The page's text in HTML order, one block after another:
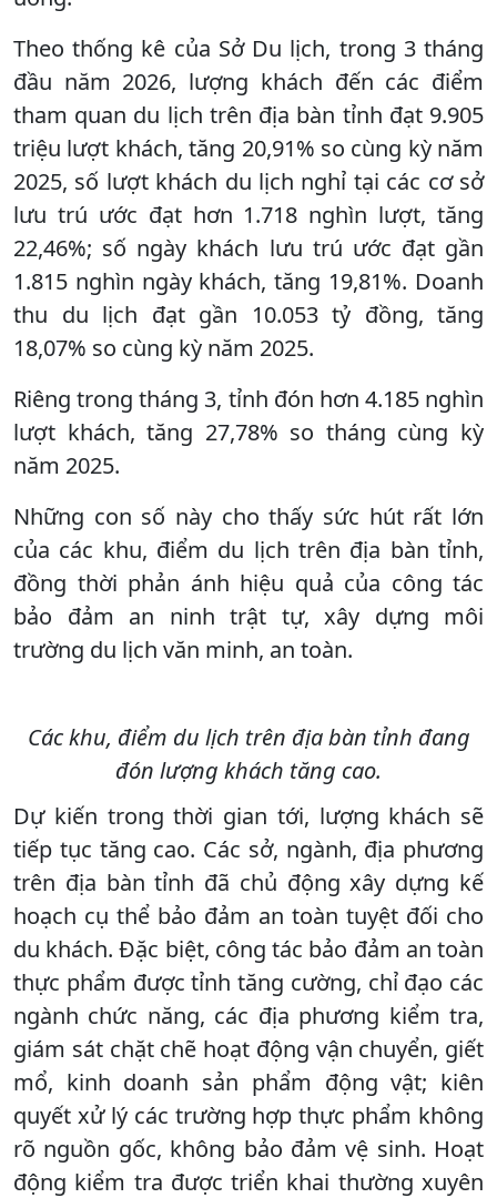
Theo thống kê của Sở Du lịch, trong 3 tháng
đầu năm 2026, lượng khách đến các điểm
tham quan du lịch trên địa bàn tỉnh đạt 9.905
triệu lượt khách, tăng 20,91% so cùng kỳ năm
2025, số lượt khách du lịch nghỉ tại các cơ sở
lưu trú ước đạt hơn 1.718 nghìn lượt, tăng
22,46%; số ngày khách lưu trú ước đạt gần
1.815 nghìn ngày khách, tăng 19,81%. Doanh
thu du lịch đạt gần 10.053 tỷ đồng, tăng
18,07% so cùng kỳ năm 2025.
Riêng trong tháng 3, tỉnh đón hơn 4.185 nghìn
lượt khách, tăng 27,78% so tháng cùng kỳ
năm 2025.
Những con số này cho thấy sức hút rất lớn
của các khu, điểm du lịch trên địa bàn tỉnh,
đồng thời phản ánh hiệu quả của công tác
bảo đảm an ninh trật tự, xây dựng môi
trường du lịch văn minh, an toàn.
Các khu, điểm du lịch trên địa bàn tỉnh đang
đón lượng khách tăng cao.
Dự kiến trong thời gian tới, lượng khách sẽ
tiếp tục tăng cao. Các sở, ngành, địa phương
trên địa bàn tỉnh đã chủ động xây dựng kế
hoạch cụ thể bảo đảm an toàn tuyệt đối cho
du khách. Đặc biệt, công tác bảo đảm an toàn
thực phẩm được tỉnh tăng cường, chỉ đạo các
ngành chức năng, các địa phương kiểm tra,
giám sát chặt chẽ hoạt động vận chuyển, giết
mổ, kinh doanh sản phẩm động vật; kiên
quyết xử lý các trường hợp thực phẩm không
rõ nguồn gốc, không bảo đảm vệ sinh. Hoạt
động kiểm tra được triển khai thường xuyên